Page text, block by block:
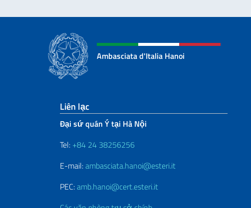
Ambasciata d'Italia Hanoi
Sezione footer
Liên lạc
Đại sứ quán Ý tại Hà Nội
Tel: +84 24 38256256
E-mail:ambasciata.hanoi@esteri.it
PEC:amb.hanoi@cert.esteri.it